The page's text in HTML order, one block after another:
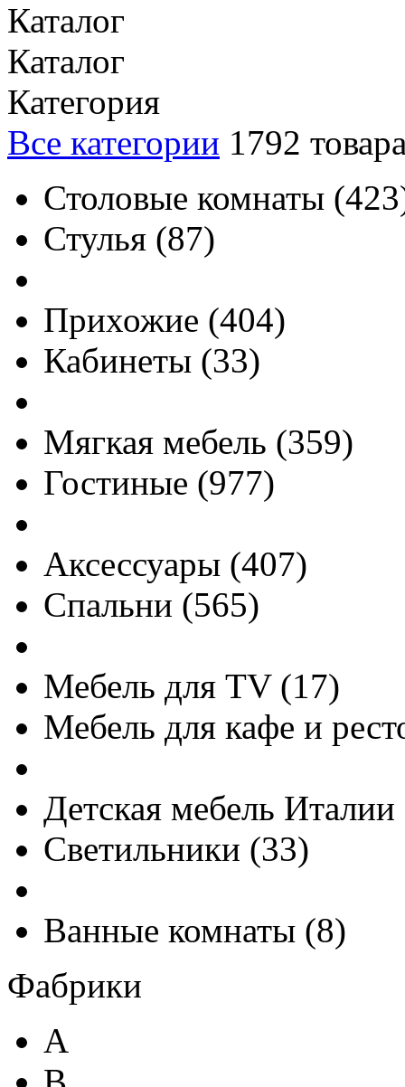
Каталог
Каталог
Категория
Все категории 1792
Столовые комнаты (423
Стулья (87)
Прихожие (404)
Кабинеты (33)
Мягкая мебель (359)
Гостиные (977)
Аксессуары (407)
Спальни (565)
Мебель для TV (17)
Мебель для кафе и
Детская мебель Италии
Светильники (33)
Ванные комнаты (8)
Фабрики
A